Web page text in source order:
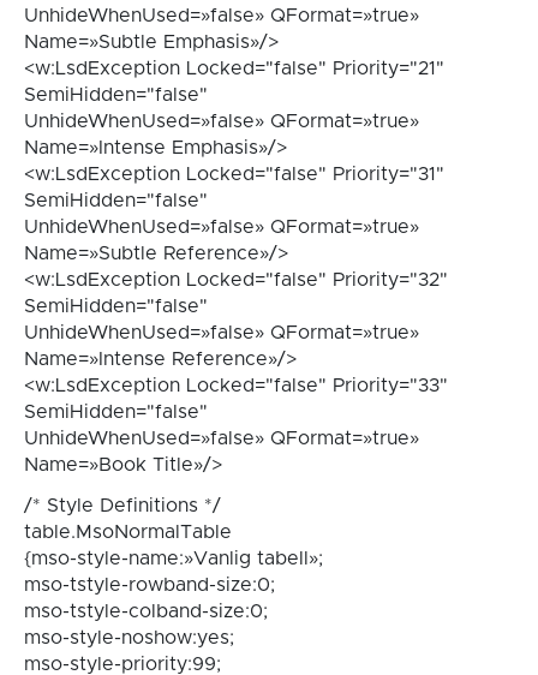
UnhideWhenUsed=»false» QFormat=»true»
Name=»Subtle Emphasis»/>
<w:LsdException Locked="false" Priority="21"
SemiHidden="false"
UnhideWhenUsed=»false» QFormat=»true»
Name=»Intense Emphasis»/>
<w:LsdException Locked="false" Priority="31"
SemiHidden="false"
UnhideWhenUsed=»false» QFormat=»true»
Name=»Subtle Reference»/>
<w:LsdException Locked="false" Priority="32"
SemiHidden="false"
UnhideWhenUsed=»false» QFormat=»true»
Name=»Intense Reference»/>
<w:LsdException Locked="false" Priority="33"
SemiHidden="false"
UnhideWhenUsed=»false» QFormat=»true»
Name=»Book Title»/>
/* Style Definitions */
table.MsoNormalTable
{mso-style-name:»Vanlig tabell»;
mso-tstyle-rowband-size:0;
mso-tstyle-colband-size:0;
mso-style-noshow:yes;
mso-style-priority:99;